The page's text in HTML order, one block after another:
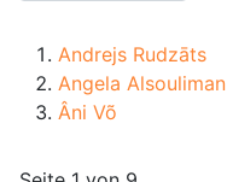
Andrejs Rudzāts
Angela Alsouliman
Âni Võ